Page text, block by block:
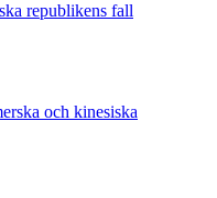
republikens fall
och kinesiska